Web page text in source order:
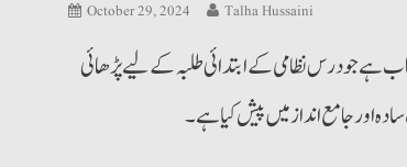
October 29, 2024 Talha Hussaini
ہے جو درس نظامی کے ابتدائی طلبہ کے لیے پڑھائی
اور جامع انداز میں پیش کیا ہے۔